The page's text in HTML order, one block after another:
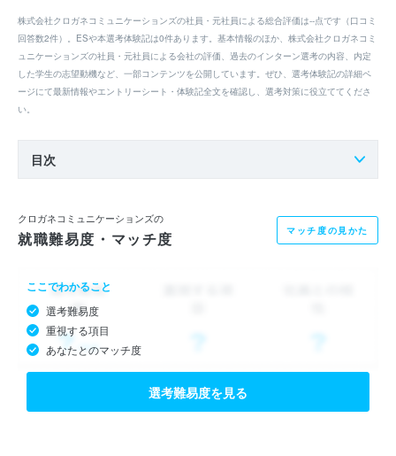
株式会社クロガネコミュニケーションズの社員・元社員による総合評価は--点です（口コミ
回答数2件）。ESや本選考体験記は0件あります。基本情報のほか、株式会社クロガネコミ
ュニケーションズの社員・元社員による会社の評価、過去のインターン選考の内容、内定
した学生の志望動機など、一部コンテンツを公開しています。ぜひ、選考体験記の詳細ペ
ージにて最新情報やエントリーシート・体験記全文を確認し、選考対策に役立ててくださ
い。
目次
クロガネコミュニケーションズの
就職難易度・マッチ度 マッチ度の見かた
ここでわかること
選考難易度
重視する項目
あなたとのマッチ度
選考難易度を見る